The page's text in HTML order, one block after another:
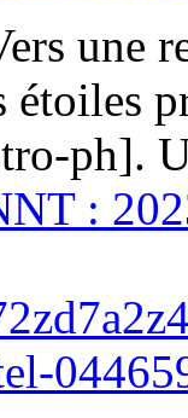
une
étoiles
ph].
: